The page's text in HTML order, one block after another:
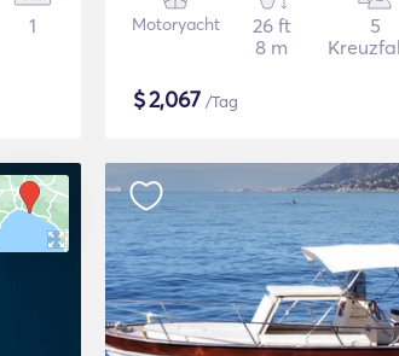
1 Motoryacht
26 ft
8 m
5
$2,067 /Tag